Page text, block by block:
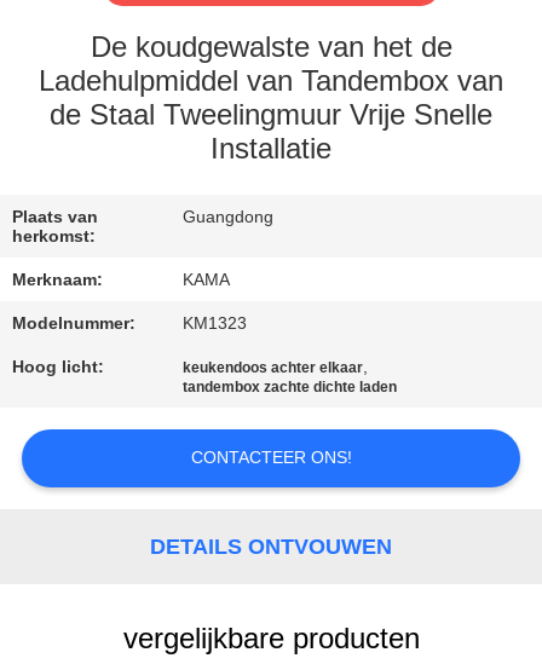
KWALITEITSCONTROLE
CONTACTEER
VERZOEK
OM
SITEMAP
PRIVACY
De koudgewalste van het de
Ladehulpmiddel van Tandembox van
de Staal Tweelingmuur Vrije Snelle
Installatie
Plaats van
herkomst:
Guangdong
Merknaam: KAMA
Modelnummer: KM1323
Hoog licht: keukendoos achter elkaar,
tandembox zachte dichte laden
CONTACTEER ONS!
DETAILS ONTVOUWEN
vergelijkbare producten